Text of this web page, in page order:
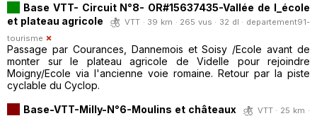
Base VTT- Circuit N°8- OR#15637435-Vallée de l_école
et plateau agricole
VTT · 39 km · 265 vus · 32 dl · departement91-
tourisme
Passage par Courances, Dannemois et Soisy /Ecole avant de
monter sur le plateau agricole de Videlle pour rejoindre
Moigny/Ecole via l'ancienne voie romaine. Retour par la piste
cyclable du Cyclop.
Base-VTT-Milly-N°6-Moulins et châteaux
VTT · 25 km ·